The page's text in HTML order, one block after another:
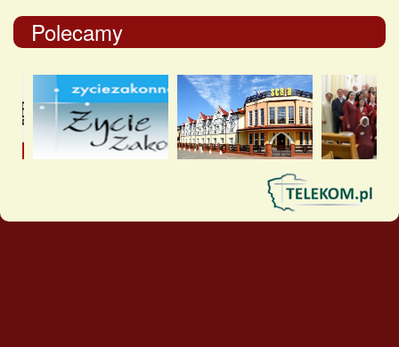
Polecamy